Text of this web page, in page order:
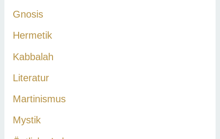
Gnosis
Hermetik
Kabbalah
Literatur
Martinismus
Mystik